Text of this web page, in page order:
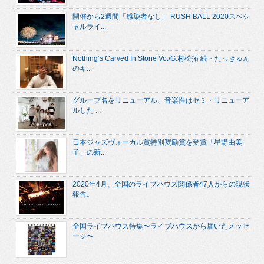
開催から2週間「感染者なし」 RUSH BALL 2020スペシ
ャルライ...
Nothing’s Carved In Stone Vo./G.村松拓 続・たっきゅん
のキ...
グループ名をリニューアル、音楽性はセミ・リニューア
ルした ...
日本ジャズヴォーカル賞特別奨励賞を受賞「星野由美
子」の新...
2020年4月、全国のライブハウス関係者47人からの現状
報告。
全国ライブハウス特集〜ライブハウスから届いたメッセ
ージ〜